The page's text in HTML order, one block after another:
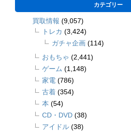
カテゴリー
買取情報 (9,057)
トレカ (3,424)
ガチャ企画 (114)
おもちゃ (2,441)
ゲーム (1,148)
家電 (786)
古着 (354)
本 (54)
CD・DVD (38)
アイドル (38)